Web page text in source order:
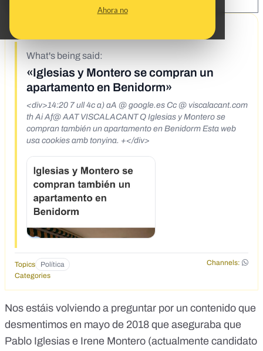
Ahora no
What's being said:
«Iglesias y Montero se compran un
apartamento en Benidorm»
<div>14:20 7 ull 4c a) aA @ google.es Cc @ viscalacant.com
th Ai Af@ AAT VISCALACANT Q Iglesias y Montero se
compran también un apartamento en Benidorm Esta web
usa cookies amb tonyina. +</div>
Topics Política
Channels:
Categories
Nos estáis volviendo a preguntar por un contenido que
desmentimos en mayo de 2018 que aseguraba que
Pablo Iglesias e Irene Montero (actualmente candidato